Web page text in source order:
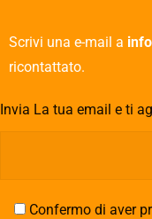
Scrivi una e-mail a
ricontattato.
Invia La tua email e ti
Confermo di aver